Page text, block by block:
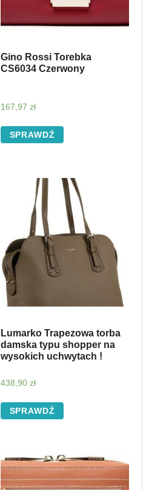
Gino Rossi Torebka
CS6034 Czerwony
167,97zł
SPRAWDŹ
Lumarko Trapezowa torba
damska typu shopper na
wysokich uchwytach !
438,90zł
SPRAWDŹ